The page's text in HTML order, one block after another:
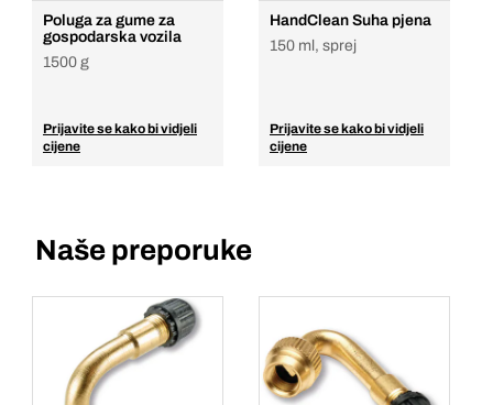
Poluga za gume za
gospodarska vozila
1500 g
Prijavite se kako bi vidjeli
cijene
HandClean Suha pjena
150 ml, sprej
Prijavite se kako bi vidjeli
cijene
Naše preporuke